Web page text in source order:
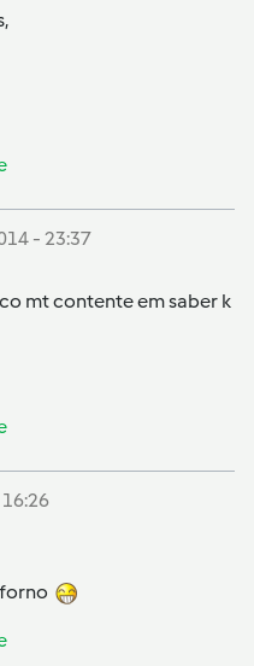
- 23:37
mt contente em saber k